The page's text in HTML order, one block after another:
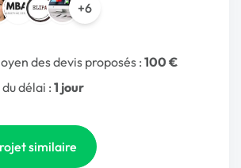
+6
des devis proposés : 100 €
délai :1 jour
similaire